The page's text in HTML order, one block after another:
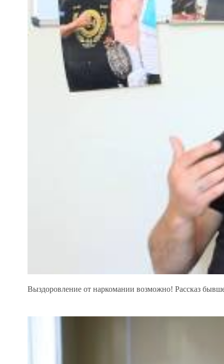
Выздоровление от наркомании возможно! Рассказ